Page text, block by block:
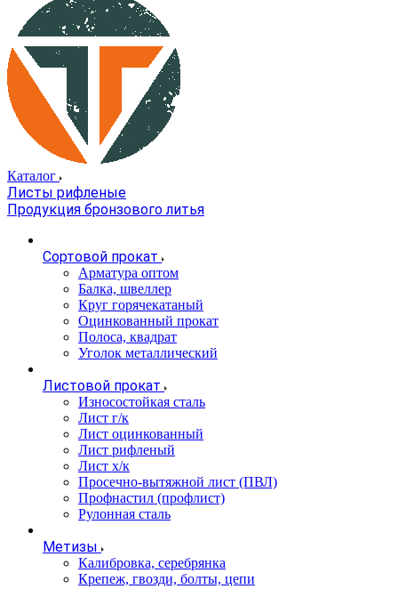
Каталог
Листы рифленые
Продукция бронзового литья
Сортовой прокат
Арматура оптом
Балка, швеллер
Круг горячекатаный
Оцинкованный прокат
Полоса, квадрат
Уголок металлический
Листовой прокат
Износостойкая сталь
Лист г/к
Лист оцинкованный
Лист рифленый
Лист х/к
Просечно-вытяжной лист (ПВЛ)
Профнастил (профлист)
Рулонная сталь
Метизы
Калибровка, серебрянка
Крепеж, гвозди, болты, цепи